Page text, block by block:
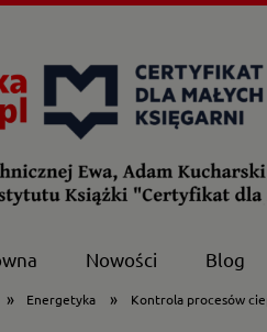
Nowości Blog
» Energetyka » Kontrola procesów